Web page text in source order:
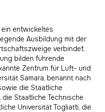
entwickeltes
Ausbildung mit der
verbindet.
bilden führende
Zentrum für Luft- und
Samara, benannt nach
die Staatliche
Staatliche Technische
Universität Togliatti, die